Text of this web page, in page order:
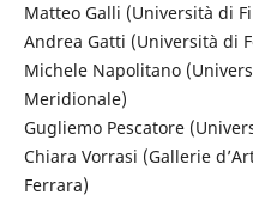
Matteo Galli (Università di
Andrea Gatti (Università di
Michele Napolitano
Meridionale)
Gugliemo Pescatore
Chiara Vorrasi (Gallerie
Ferrara)